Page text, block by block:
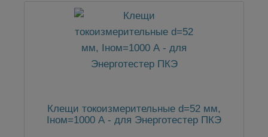
Клещи токоизмерительные d=52 мм,
Iном=1000 А - для Энерготестер ПКЭ